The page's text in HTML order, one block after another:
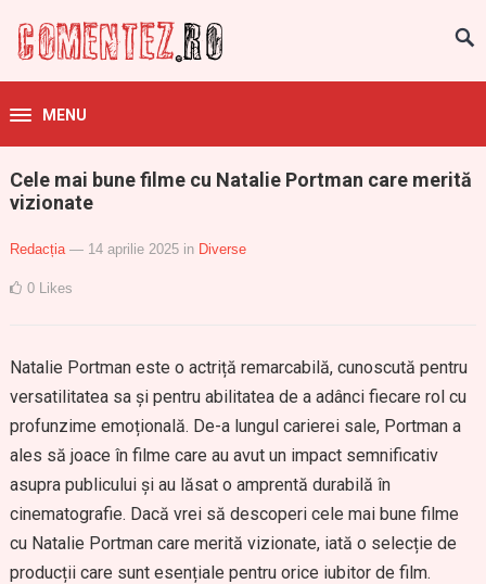
MENU
Cele mai bune filme cu Natalie Portman care merită
vizionate
Redacția — 14 aprilie 2025 in Diverse
0 Likes
Natalie Portman este o actriță remarcabilă, cunoscută pentru
versatilitatea sa și pentru abilitatea de a adânci fiecare rol cu
profunzime emoțională. De-a lungul carierei sale, Portman a
ales să joace în filme care au avut un impact semnificativ
asupra publicului și au lăsat o amprentă durabilă în
cinematografie. Dacă vrei să descoperi cele mai bune filme
cu Natalie Portman care merită vizionate, iată o selecție de
producții care sunt esențiale pentru orice iubitor de film.